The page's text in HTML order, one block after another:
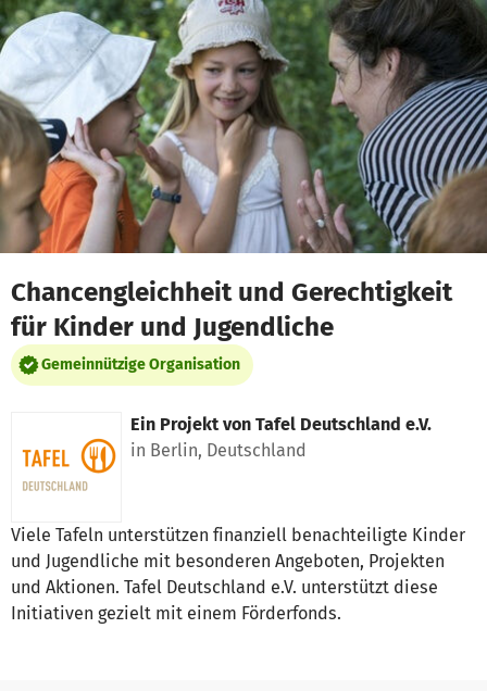
Zum Hauptinhalt springen
Erklärung zur Barrierefreiheit anzeigen
Chancengleichheit und Gerechtigkeit
für Kinder und Jugendliche
Gemeinnützige Organisation
Ein Projekt von Tafel Deutschland e.V.
in Berlin, Deutschland
Viele Tafeln unterstützen finanziell benachteiligte Kinder
und Jugendliche mit besonderen Angeboten, Projekten
und Aktionen. Tafel Deutschland e.V. unterstützt diese
Initiativen gezielt mit einem Förderfonds.